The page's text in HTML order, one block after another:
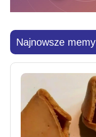
Najnowsze memy